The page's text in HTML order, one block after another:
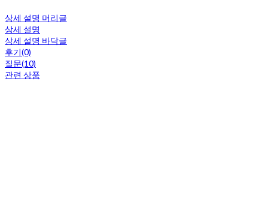
상세 설명 머리글
상세 설명
상세 설명 바닥글
후기(0)
질문(10)
관련 상품